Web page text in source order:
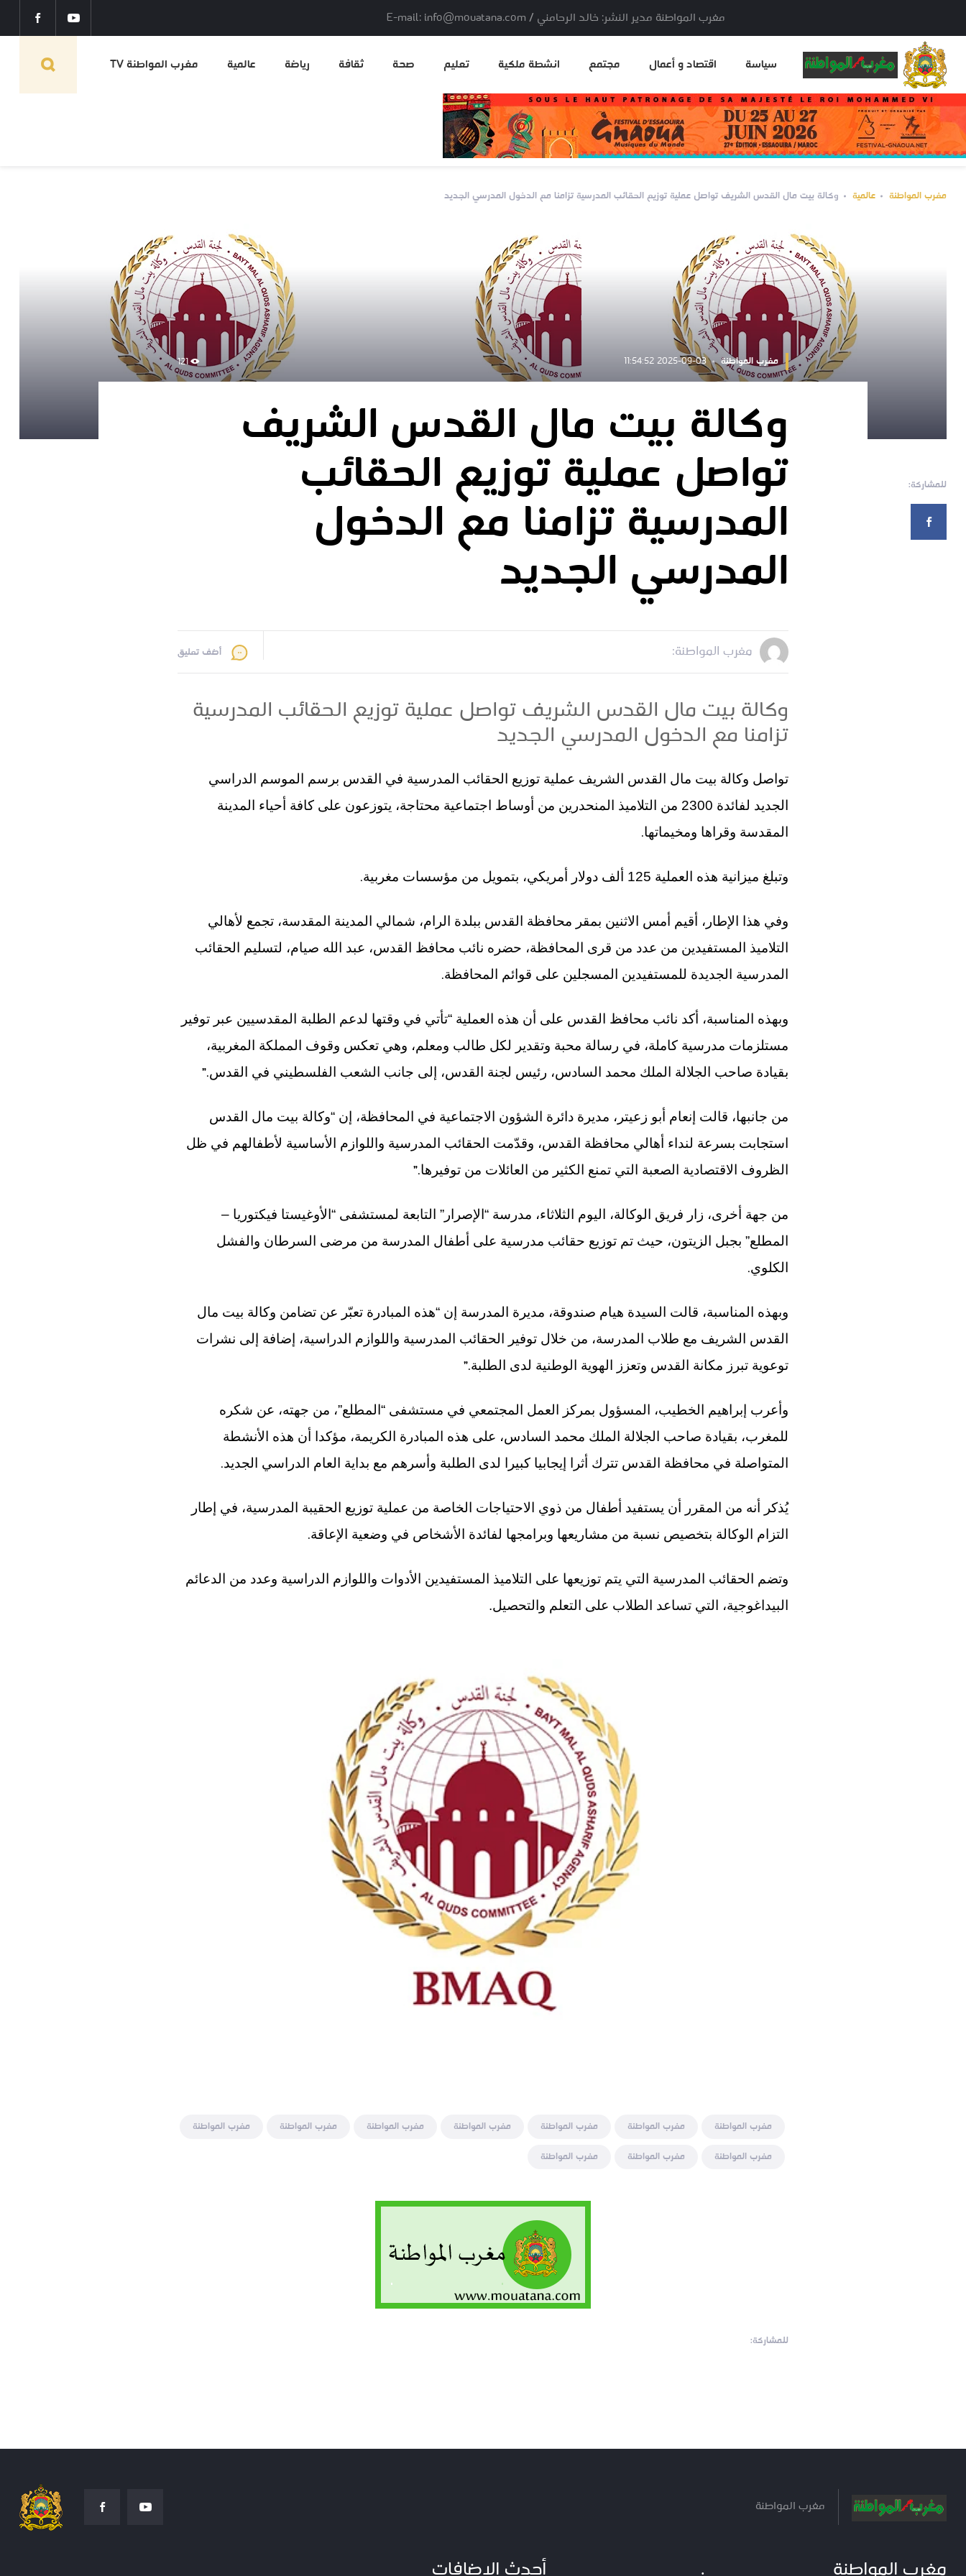
مغرب المواطنة مدير النشر: خالد الرحامني / E-mail: info@mouatana.com
سياسة اقتصاد و أعمال مجتمع انشطة ملكية تعليم صحة ثقافة رياضة عالمية مغرب المواطنة TV
مغرب المواطنة عالمية وكالة بيت مال القدس الشريف تواصل عملية توزيع الحقائب المدرسية تزامنا مع الدخول المدرسي الجديد
مغرب المواطنة 2025-09-03 11:54:52
121
للمشاركة:
وكالة بيت مال القدس الشريف
تواصل عملية توزيع الحقائب
المدرسية تزامنا مع الدخول
المدرسي الجديد
مغرب المواطنة: أضف تعليق
وكالة بيت مال القدس الشريف تواصل عملية توزيع الحقائب المدرسية
تزامنا مع الدخول المدرسي الجديد
تواصل وكالة بيت مال القدس الشريف عملية توزيع الحقائب المدرسية في القدس برسم الموسم الدراسي
الجديد لفائدة 2300 من التلاميذ المنحدرين من أوساط اجتماعية محتاجة، يتوزعون على كافة أحياء المدينة
المقدسة وقراها ومخيماتها.
وتبلغ ميزانية هذه العملية 125 ألف دولار أمريكي، بتمويل من مؤسسات مغربية .
وفي هذا الإطار، أقيم أمس الاثنين بمقر محافظة القدس ببلدة الرام، شمالي المدينة المقدسة، تجمع لأهالي
التلاميذ المستفيدين من عدد من قرى المحافظة، حضره نائب محافظ القدس، عبد الله صيام، لتسليم الحقائب
المدرسية الجديدة للمستفيدين المسجلين على قوائم المحافظة.
وبهذه المناسبة، أكد نائب محافظ القدس على أن هذه العملية “تأتي في وقتها لدعم الطلبة المقدسيين عبر توفير
مستلزمات مدرسية كاملة، في رسالة محبة وتقدير لكل طالب ومعلم، وهي تعكس وقوف المملكة المغربية،
بقيادة صاحب الجلالة الملك محمد السادس، رئيس لجنة القدس، إلى جانب الشعب الفلسطيني في القدس”.
من جانبها، قالت إنعام أبو زعيتر، مديرة دائرة الشؤون الاجتماعية في المحافظة، إن “وكالة بيت مال القدس
استجابت بسرعة لنداء أهالي محافظة القدس، وقدّمت الحقائب المدرسية واللوازم الأساسية لأطفالهم في ظل
الظروف الاقتصادية الصعبة التي تمنع الكثير من العائلات من توفيرها”.
من جهة أخرى، زار فريق الوكالة، اليوم الثلاثاء، مدرسة “الإصرار” التابعة لمستشفى “الأوغيستا فيكتوريا –
المطلع” بجبل الزيتون، حيث تم توزيع حقائب مدرسية على أطفال المدرسة من مرضى السرطان والفشل
الكلوي.
وبهذه المناسبة، قالت السيدة هيام صندوقة، مديرة المدرسة إن “هذه المبادرة تعبّر عن تضامن وكالة بيت مال
القدس الشريف مع طلاب المدرسة، من خلال توفير الحقائب المدرسية واللوازم الدراسية، إضافة إلى نشرات
توعوية تبرز مكانة القدس وتعزز الهوية الوطنية لدى الطلبة”.
وأعرب إبراهيم الخطيب، المسؤول بمركز العمل المجتمعي في مستشفى “المطلع”، من جهته، عن شكره
للمغرب، بقيادة صاحب الجلالة الملك محمد السادس، على هذه المبادرة الكريمة، مؤكدا أن هذه الأنشطة
المتواصلة في محافظة القدس تترك أثرا إيجابيا كبيرا لدى الطلبة وأسرهم مع بداية العام الدراسي الجديد.
يُذكر أنه من المقرر أن يستفيد أطفال من ذوي الاحتياجات الخاصة من عملية توزيع الحقيبة المدرسية، في إطار
التزام الوكالة بتخصيص نسبة من مشاريعها وبرامجها لفائدة الأشخاص في وضعية الإعاقة.
وتضم الحقائب المدرسية التي يتم توزيعها على التلاميذ المستفيدين الأدوات واللوازم الدراسية وعدد من الدعائم
البيداغوجية، التي تساعد الطلاب على التعلم والتحصيل.
مغرب المواطنة مغرب المواطنة مغرب المواطنة مغرب المواطنة مغرب المواطنة مغرب المواطنة
مغرب المواطنة
مغرب المواطنة
مغرب المواطنة مغرب المواطنة
للمشاركة:
مغرب المواطنة